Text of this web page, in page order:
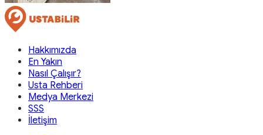
Hakkımızda
En Yakın
Nasıl Çalışır?
Usta Rehberi
Medya Merkezi
SSS
İletişim